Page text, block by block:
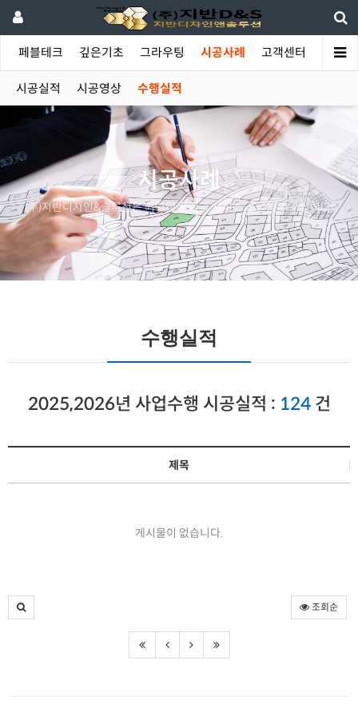
페블테크 깊은기초 그라우팅 시공사례 고객센터
시공실적 시공영상 수행실적
시공사례
(주)지반디자인&솔루션은 최고의 품질과 서비스 공급을 추구합니다.
수행실적
2025,2026년 사업수행 시공실적 : 124건
제목
게시물이 없습니다.
조회순